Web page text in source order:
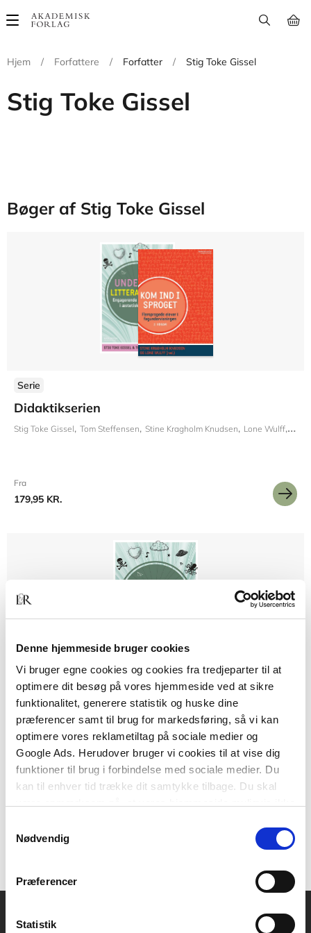
Denne hjemmeside bruger cookies
Vi bruger egne cookies og cookies fra tredjeparter til at
optimere dit besøg på vores hjemmeside ved at sikre
funktionalitet, generere statistik og huske dine
præferencer samt til brug for markedsføring, så vi kan
optimere vores reklametiltag på sociale medier og
Google Ads. Herudover bruger vi cookies til at vise dig
funktioner til brug i forbindelse med sociale medier. Du
kan til enhver tid trække dit samtykke tilbage. Du skal
tilbagetrækker et samtykke.
Nødvendig
Præferencer
Statistik
Main
Hjem
/ Forfattere / Forfatter / Stig Toke Gissel
Stig Toke Gissel
Bøger af Stig Toke Gissel
Serie
Didaktikserien
Stig Toke Gissel Tom Steffensen Stine Kragholm Knudsen Lone Wulff
Fra
179,95 KR.
2 formater
Undersøg litteraturen!
Stig Toke Gissel Tom Steffensen
Fra